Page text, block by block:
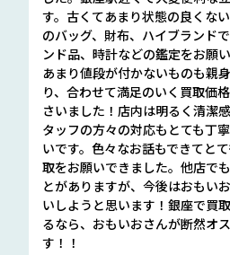
す。古くてあまり状態の良くな
のバッグ、財布、ハイブランド
ンド品、時計などの鑑定をお願い
あまり値段が付かないものも親
り、合わせて満足のいく買取価
さいました！店内は明るく清潔
タッフの方々の対応もとても丁
いです。色々なお話もできてと
取をお願いできました。他店で
とがありますが、今後はおもい
いしようと思います！銀座で買
るなら、おもいおさんが断然オ
す！！